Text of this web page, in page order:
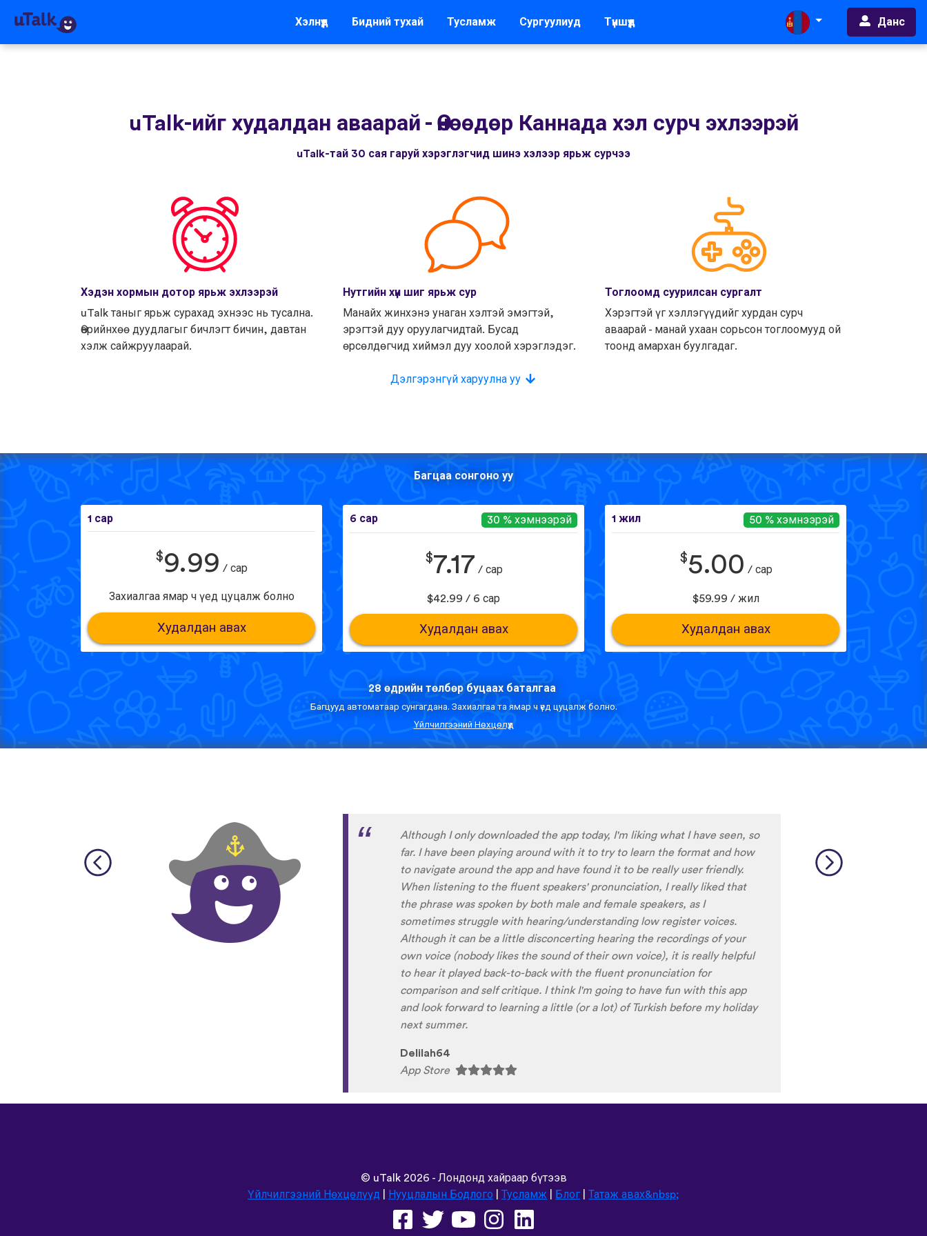
Хэлнүүд Бидний тухай Тусламж Сургуулиуд Түншүүд Данс
uTalk-ийг худалдан аваарай - Өнөөдөр Каннада хэл сурч эхлээрэй
uTalk-тай 30 сая гаруй хэрэглэгчид шинэ хэлээр ярьж сурчээ
Хэдэн хормын дотор ярьж эхлээрэй
uTalk таныг ярьж сурахад эхнээс нь тусална.
Өөрийнхөө дуудлагыг бичлэгт бичин, давтан
хэлж сайжруулаарай.
Нутгийн хүн шиг ярьж сур
Манайх жинхэнэ унаган хэлтэй эмэгтэй,
эрэгтэй дуу оруулагчидтай. Бусад
өрсөлдөгчид хиймэл дуу хоолой хэрэглэдэг.
Тоглоомд суурилсан сургалт
Хэрэгтэй үг хэллэгүүдийг хурдан сурч
аваарай - манай ухаан сорьсон тоглоомууд ой
тоонд амархан буулгадаг.
Дэлгэрэнгүй харуулна уу
Багцаа сонгоно уу
1 сар
$9.99 / сар
Захиалгаа ямар ч үед цуцалж болно
Худалдан авах
6 сар 30 % хэмнээрэй
$7.17 / сар
$42.99 / 6 сар
Худалдан авах
1 жил 50 % хэмнээрэй
$5.00 / сар
$59.99 / жил
Худалдан авах
28 өдрийн төлбөр буцаах баталгаа
Багцууд автоматаар сунгагдана. Захиалгаа та ямар ч үед цуцалж болно.
Үйлчилгээний Нөхцөлүүд
I’m SOOOOO grateful, you are literally the only app who has SO MANY
African languages !!!!! I recently took a DNA test and I really want to
reconnect with my African roots and it’s so hard to find African
languages other than Swahili on the internet and the resources aren’t
easily accessible… the fact that you have So many languages makes me
so happy because of you, I’ll be able to learn Lingala, Yoruba , Zulu ,
Xhosa !!! Thank you x10000000 ! And your games are very interactive,
fun and the vocabulary words that you suggest offer a great virtual
immersion / introduction to the language :) perfect for beginners!!! Ps:
Are you planing to add Ewe , Fon and Akan in the future? 😍😍 😍they
are the official languages of Benin, Togo and Ghana :D Thanks🙏 😊
App Store
Үйлчилгээний Нөхцөлүүд|Нууцлалын Бодлого|Тусламж|Блог